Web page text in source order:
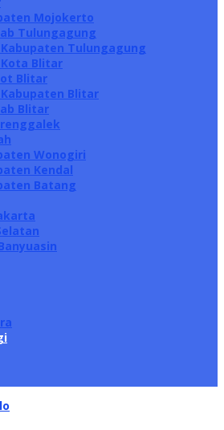
Mojokerto
Tulungagung
Kabupaten Tulungagung
Kota Blitar
Blitar
Kabupaten Blitar
Blitar
Wonogiri
Kendal
Batang